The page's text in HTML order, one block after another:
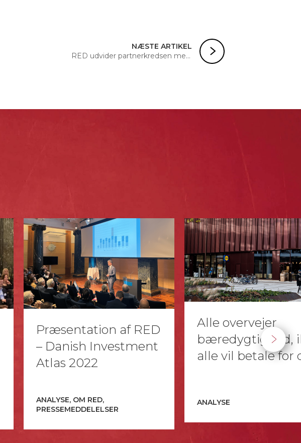
NÆSTE ARTIKEL
RED udvider partnerkredsen med Kim Søberg Petersen
Præsentation af RED
– Danish Investment
Atlas 2022
ANALYSE, OM RED,
PRESSEMEDDELELSER
Alle overvejer
bæredygtighed,
alle vil betale for
ANALYSE